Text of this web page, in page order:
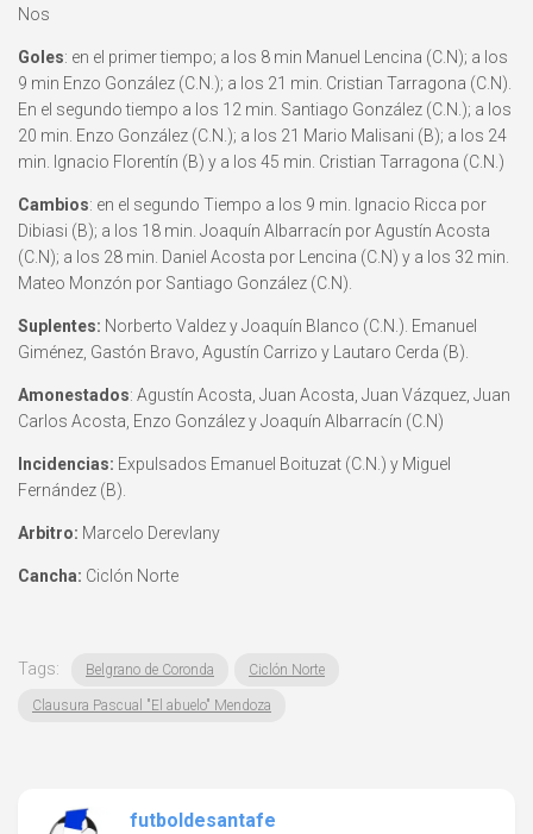
Nos
Goles: en el primer tiempo; a los 8 min Manuel Lencina (C.N); a los
9 min Enzo González (C.N.); a los 21 min. Cristian Tarragona (C.N).
En el segundo tiempo a los 12 min. Santiago González (C.N.); a los
20 min. Enzo González (C.N.); a los 21 Mario Malisani (B); a los 24
min. Ignacio Florentín (B) y a los 45 min. Cristian Tarragona (C.N.)
Cambios: en el segundo Tiempo a los 9 min. Ignacio Ricca por
Dibiasi (B); a los 18 min. Joaquín Albarracín por Agustín Acosta
(C.N); a los 28 min. Daniel Acosta por Lencina (C.N) y a los 32 min.
Mateo Monzón por Santiago González (C.N).
Suplentes: Norberto Valdez y Joaquín Blanco (C.N.). Emanuel
Giménez, Gastón Bravo, Agustín Carrizo y Lautaro Cerda (B).
Amonestados: Agustín Acosta, Juan Acosta, Juan Vázquez, Juan
Carlos Acosta, Enzo González y Joaquín Albarracín (C.N)
Incidencias: Expulsados Emanuel Boituzat (C.N.) y Miguel
Fernández (B).
Arbitro: Marcelo Derevlany
Cancha: Ciclón Norte
Tags: Belgrano de Coronda Ciclón Norte
Clausura Pascual "El abuelo" Mendoza
futboldesantafe